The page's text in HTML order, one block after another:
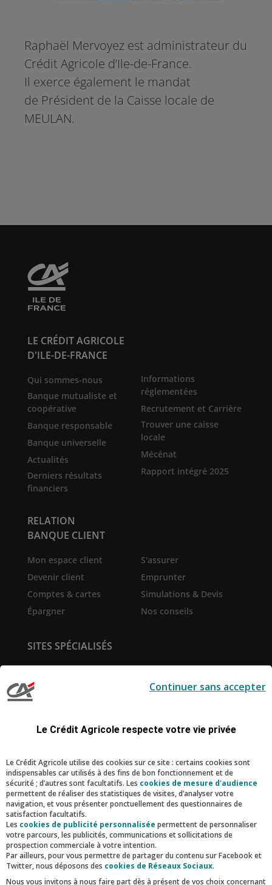
Raphaël Mervoyez est administrateur du
Crédit Agricole d’Ile-de-France.
Il exerce également le mandat
de Président de la Caisse locale de
MEULAN.
LE CRÉDIT AGRICOLE
D'ILE-DE-FRANCE
Qui sommes-nous
Banque mutualiste et
coopérative
Banque responsable
Banque universelle
Actualités
Derniers résultats
financiers
Informations
réglementées
Recrutement et Carrière
Trouver une caisse
locale
Mécénat
Rapport intégré 2025
RELATION
BANQUE CLIENT
Mon espace client
Devenir client
Comptes & cartes
Épargner
S'assurer
Emprunter
Simulations & Devis
Nos conseils
SITES SPÉCIALISÉS
Pro-Expert Immo
Création d'entreprise
Service de
télésurveillance
Facebook
Instagram
Linkedin
Youtube
Nous contacter
MENTIONS LÉGALES
POLITIQUE DE PROTECTION DES DONNÉES DU SITE
Le Crédit Agricole respecte votre vie privée
Le Crédit Agricole utilise des cookies sur ce site : certains cookies sont
indispensables car utilisés à des fins de bon fonctionnement et de
sécurité ; d’autres sont facultatifs. Les cookies de mesure d'audience
permettent de réaliser des statistiques de visites, d’analyser votre
navigation, et vous présenter ponctuellement des questionnaires de
satisfaction facultatifs.
Les cookies de publicité personnalisée permettent de personnaliser
votre parcours, les publicités, communications et sollicitations de
prospection commerciale à votre intention.
Par ailleurs, pour vous permettre de partager du contenu sur Facebook et
Twitter, nous déposons des cookies de Réseaux Sociaux.
Nous vous invitons à nous faire part dès à présent de vos choix concernant
Continuer sans accepter